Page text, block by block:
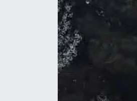
Daday Haberleri
Devrekani Haberleri
Doğanyurt Haberleri
Hanönü Haberleri